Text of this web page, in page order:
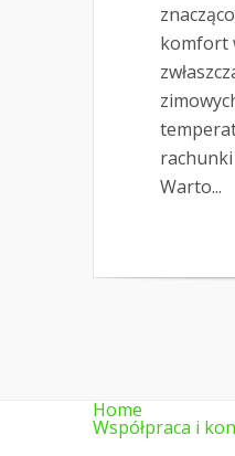
komfort
Warto...
Home
Współpraca i